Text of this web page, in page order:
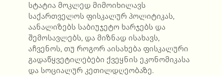
სტატია მოკლედ მიმოიხილავს
საქართველოს ფისკალურ პოლიტიკას,
აანალიზებს საბიუჯეტო ხარჯებს და
შემოსავლებს, და მიზნად ისახავს,
აჩვენოს, თუ როგორ აისახება ფისკალური
გადაწყვეტილებები ქვეყნის ეკონომიკასა
და სოციალურ კეთილდღეობაზე.